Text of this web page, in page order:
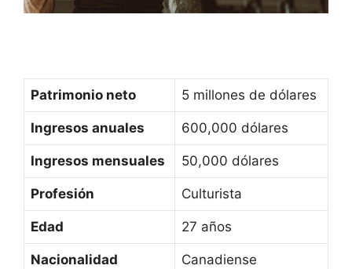
Patrimonio neto 5 millones de dólares
Ingresos anuales 600,000 dólares
Ingresos mensuales 50,000 dólares
Profesión Culturista
Edad 27 años
Nacionalidad Canadiense